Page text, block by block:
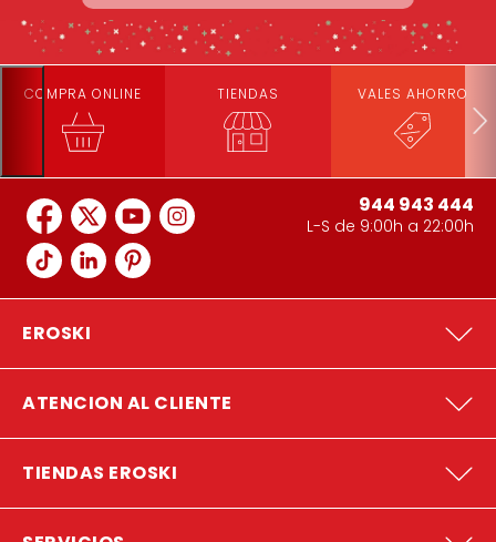
COMPRA ONLINE TIENDAS VALES AHORRO
944 943 444
L-S de 9:00h a 22:00h
EROSKI
ATENCION AL CLIENTE
TIENDAS EROSKI